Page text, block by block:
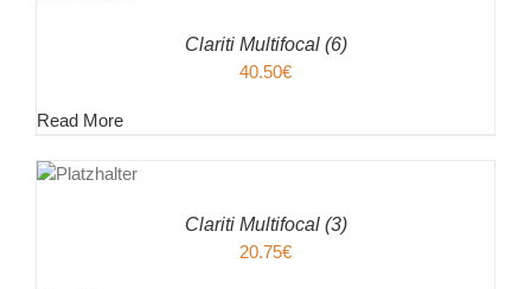
Clariti Multifocal (6)
40.50€
Read More
Clariti Multifocal (3)
20.75€